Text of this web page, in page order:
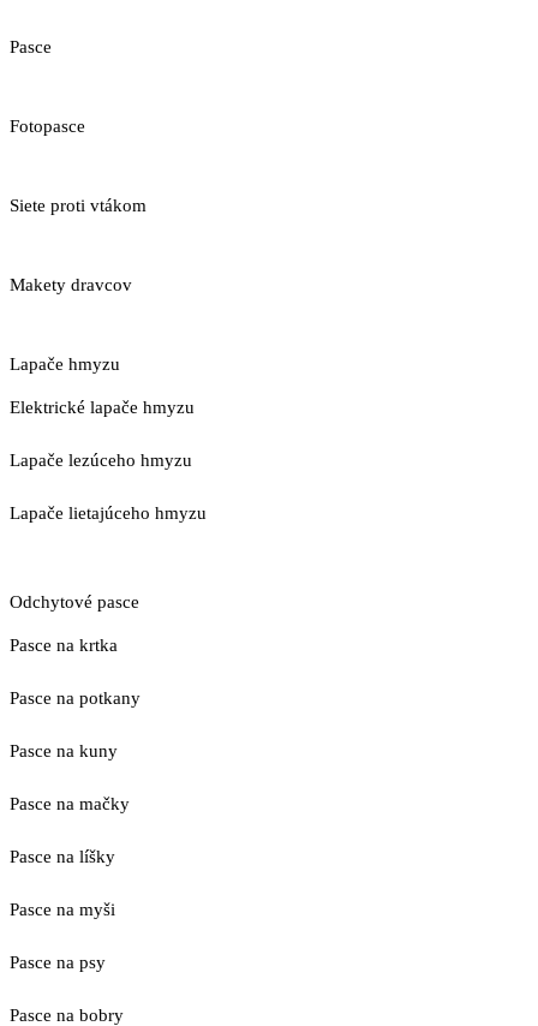
Pasce
Fotopasce
Siete proti vtákom
Makety dravcov
Lapače hmyzu
Elektrické lapače hmyzu
Lapače lezúceho hmyzu
Lapače lietajúceho hmyzu
Odchytové pasce
Pasce na krtka
Pasce na potkany
Pasce na kuny
Pasce na mačky
Pasce na líšky
Pasce na myši
Pasce na psy
Pasce na bobry